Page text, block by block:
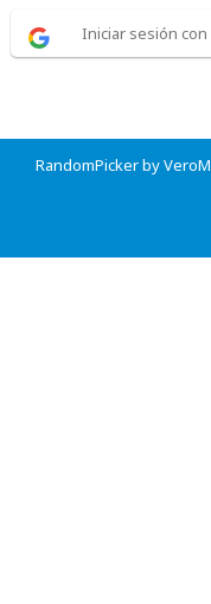
Iniciar sesión
RandomPicker by